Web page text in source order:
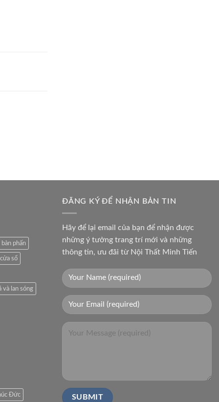
phấn
sổ
và lan sóng
Đức
ĐĂNG KÝ ĐỂ NHẬN BẢN TIN
Hãy để lại email của bạn để nhận được
những ý tưởng trang trí mới và những
thông tin, ưu đãi từ Nội Thất Minh Tiến